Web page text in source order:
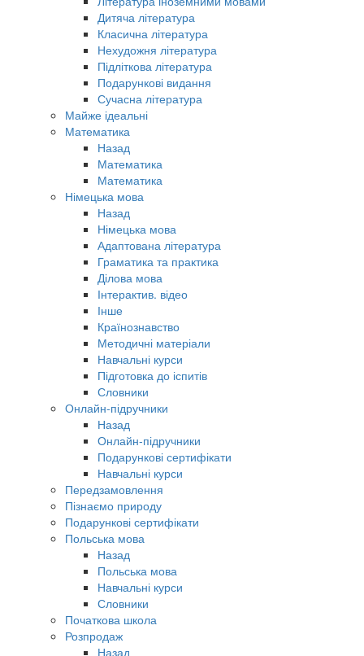
Дитяча література
Класична література
Нехудожня література
Підліткова література
Подарункові видання
Сучасна література
Майже ідеальні
Математика
Назад
Математика
Математика
Німецька мова
Назад
Німецька мова
Адаптована література
Граматика та практика
Ділова мова
Інтерактив. відео
Інше
Країнознавство
Методичні матеріали
Навчальні курси
Підготовка до іспитів
Словники
Онлайн-підручники
Назад
Онлайн-підручники
Подарункові сертифікати
Навчальні курси
Передзамовлення
Пізнаємо природу
Подарункові сертифікати
Польська мова
Назад
Польська мова
Навчальні курси
Словники
Початкова школа
Розпродаж
Назад